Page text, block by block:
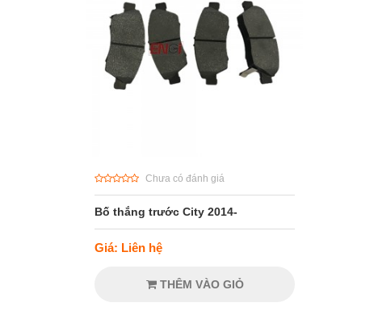
Chưa có đánh giá
Bố thắng trước City 2014-
Giá: Liên hệ
THÊM VÀO GIỎ